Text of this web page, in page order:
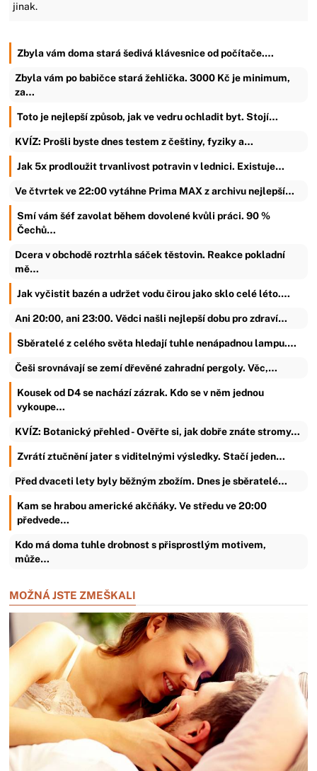
jinak.
Zbyla vám doma stará šedivá klávesnice od počítače.…
Zbyla vám po babičce stará žehlička. 3000 Kč je minimum,
za…
Toto je nejlepší způsob, jak ve vedru ochladit byt. Stojí…
KVÍZ: Prošli byste dnes testem z češtiny, fyziky a…
Jak 5x prodloužit trvanlivost potravin v lednici. Existuje…
Ve čtvrtek ve 22:00 vytáhne Prima MAX z archivu nejlepší…
Smí vám šéf zavolat během dovolené kvůli práci. 90 %
Čechů…
Dcera v obchodě roztrhla sáček těstovin. Reakce pokladní
mě…
Jak vyčistit bazén a udržet vodu čirou jako sklo celé léto.…
Ani 20:00, ani 23:00. Vědci našli nejlepší dobu pro zdraví…
Sběratelé z celého světa hledají tuhle nenápadnou lampu.…
Češi srovnávají se zemí dřevěné zahradní pergoly. Věc,…
Kousek od D4 se nachází zázrak. Kdo se v něm jednou
vykoupe…
KVÍZ: Botanický přehled - Ověřte si, jak dobře znáte stromy…
Zvrátí ztučnění jater s viditelnými výsledky. Stačí jeden…
Před dvaceti lety byly běžným zbožím. Dnes je sběratelé…
Kam se hrabou americké akčňáky. Ve středu ve 20:00
předvede…
Kdo má doma tuhle drobnost s přisprostlým motivem,
může…
MOŽNÁ JSTE ZMEŠKALI